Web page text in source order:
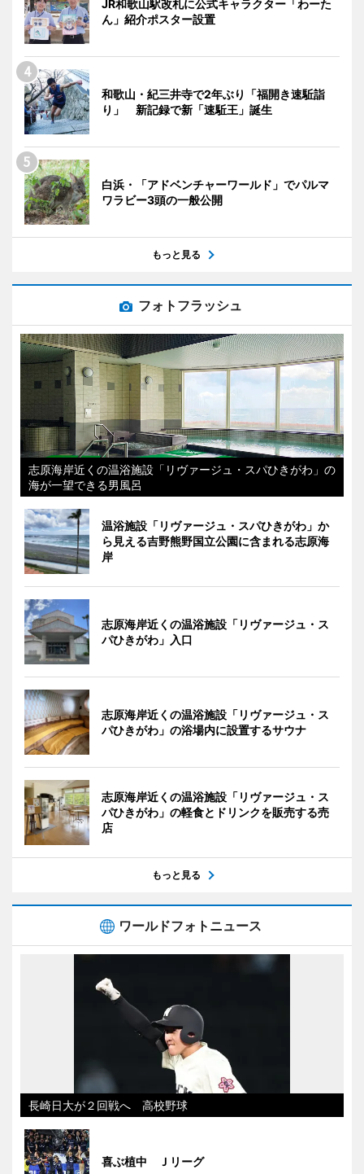
JR和歌山駅改札に公式キャラクター「わーた
ん」紹介ポスター設置
和歌山・紀三井寺で2年ぶり「福開き速駈詣
り」 新記録で新「速駈王」誕生
白浜・「アドベンチャーワールド」でパルマ
ワラビー3頭の一般公開
もっと見る
フォトフラッシュ
志原海岸近くの温浴施設「リヴァージュ・スパひきがわ」の
海が一望できる男風呂
温浴施設「リヴァージュ・スパひきがわ」か
ら見える吉野熊野国立公園に含まれる志原海
岸
志原海岸近くの温浴施設「リヴァージュ・ス
パひきがわ」入口
志原海岸近くの温浴施設「リヴァージュ・ス
パひきがわ」の浴場内に設置するサウナ
志原海岸近くの温浴施設「リヴァージュ・ス
パひきがわ」の軽食とドリンクを販売する売
店
もっと見る
ワールドフォトニュース
長崎日大が２回戦へ 高校野球
喜ぶ植中 Ｊリーグ